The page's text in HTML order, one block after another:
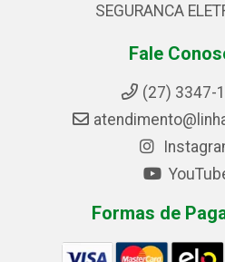
SEGURANCA
Fale
(27) 3347-
Formas de